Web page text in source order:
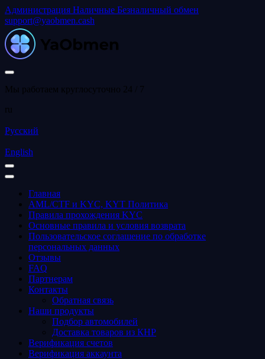
Администрация Наличные Безналичный обмен
support@yaobmen.cash
Мы работаем круглосуточно 24 / 7
ru
Русский
English
Главная
AML/CTF и KYC, KYT Политика
Правила прохождения KYC
Основные правила и условия возврата
Пользовательское соглашение по обработке
персональных данных
Отзывы
FAQ
Партнерам
Контакты
Обратная связь
Наши продукты
Подбор автомобилей
Доставка товаров из КНР
Верификация счетов
Верификация аккаунта